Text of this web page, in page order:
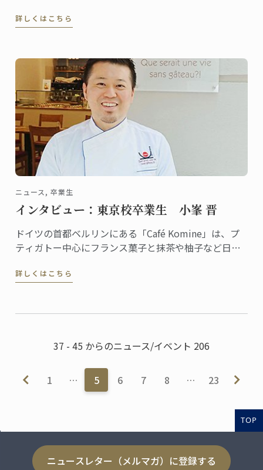
フシリーズは、ツヴィリング各店舗やル・コルドン・
す！
詳しくはこちら
ニュース, 卒業生
インタビュー：東京校卒業生 小峯 晋
ドイツの首都ベルリンにある「Café Komine」は、プ
ティガトー中心にフランス菓子と抹茶や柚子など日本
で評判のカフェ。オーナーパティシエの小峯晋さん
詳しくはこちら
37 - 45 からのニュース/イベント 206
1 … 5 6 7 8 … 23
TOP
ニュースレター（メルマガ）に登録する